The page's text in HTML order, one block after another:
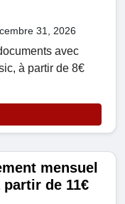
31, 2026
avec
à partir de 8€
mensuel
partir de 11€